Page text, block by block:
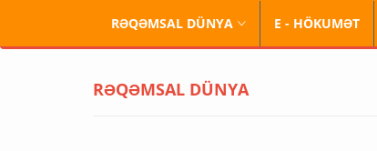
RƏQƏMSAL DÜNYA E - HÖKUMƏT
RƏQƏMSAL DÜNYA